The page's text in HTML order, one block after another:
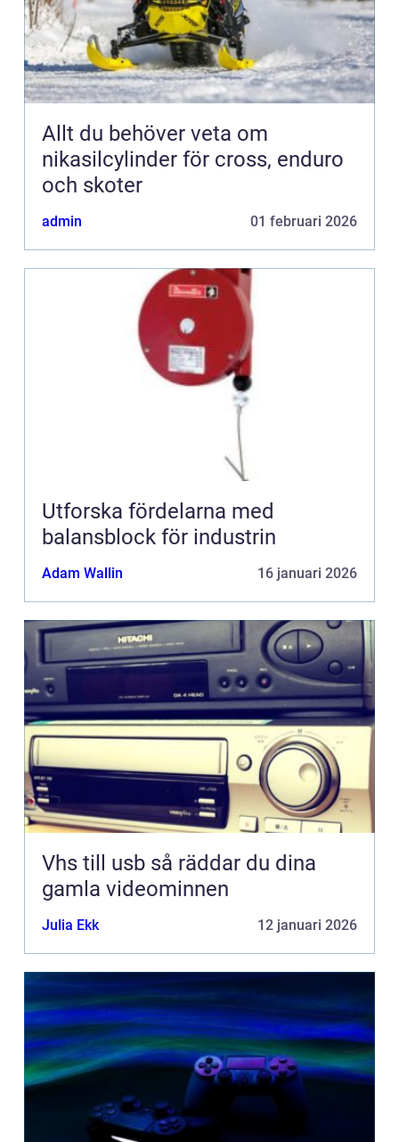
Allt du behöver veta om
nikasilcylinder för cross, enduro
och skoter
admin 01 februari 2026
Utforska fördelarna med
balansblock för industrin
Adam Wallin 16 januari 2026
Vhs till usb så räddar du dina
gamla videominnen
Julia Ekk 12 januari 2026